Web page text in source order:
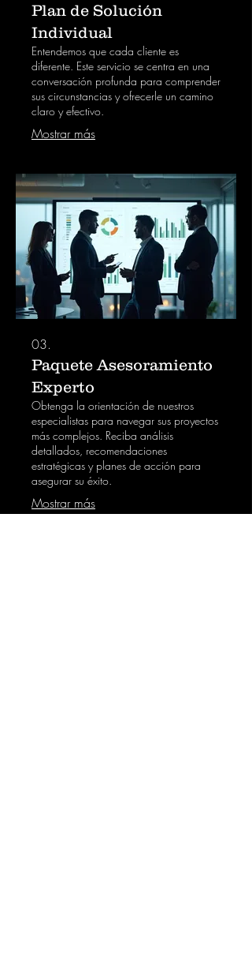
Plan de Solución
Individual
Entendemos que cada cliente es
diferente. Este servicio se centra en una
conversación profunda para comprender
sus circunstancias y ofrecerle un camino
claro y efectivo.
Mostrar más
03.
Paquete Asesoramiento
Experto
Obtenga la orientación de nuestros
especialistas para navegar sus proyectos
más complejos. Reciba análisis
detallados, recomendaciones
estratégicas y planes de acción para
asegurar su éxito.
Mostrar más